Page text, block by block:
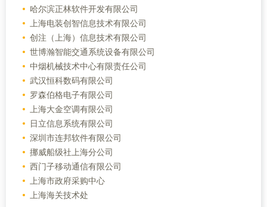
哈尔滨正林软件开发有限公司
上海电装创智信息技术有限公司
创注（上海）信息技术有限公司
世博瀚智能交通系统设备有限公司
中烟机械技术中心有限责任公司
武汉恒科数码有限公司
罗森伯格电子有限公司
上海大金空调有限公司
日立信息系统有限公司
深圳市连邦软件有限公司
挪威船级社上海分公司
西门子移动通信有限公司
上海市政府采购中心
上海海关技术处